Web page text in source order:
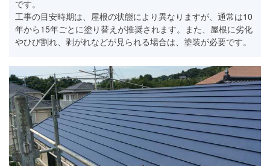
です。
工事の目安時期は、屋根の状態により異なりますが、通常は10
年から15年ごとに塗り替えが推奨されます。また、屋根に劣化
やひび割れ、剥がれなどが見られる場合は、塗装が必要です。